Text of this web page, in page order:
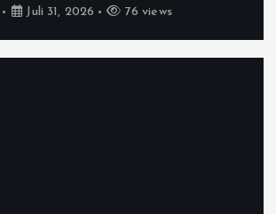
Juli 31, 2026 76 views